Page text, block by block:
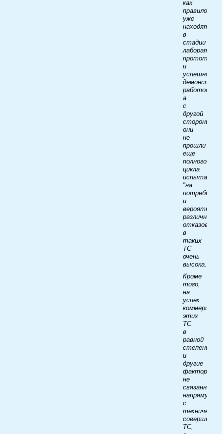
как
правило,
уже
находятся
в
стадии
прототипа
и
успешно
а
с
другой
стороны
они
не
прошли
еще
полного
цикла
испытаний
"на
и
различных
отказов
в
таких
ТС
очень
высока.
Кроме
того,
на
успех
этих
ТС
в
равной
степени
и
другие
факторы,
не
связанные
напрямую
с
ТС,